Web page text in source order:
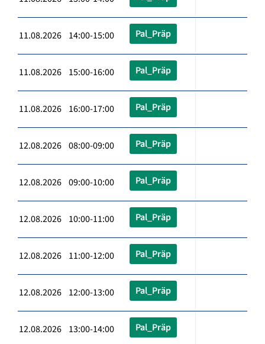
11.08.2026 14:00-15:00 Pal_Präp
11.08.2026 15:00-16:00 Pal_Präp
11.08.2026 16:00-17:00 Pal_Präp
12.08.2026 08:00-09:00 Pal_Präp
12.08.2026 09:00-10:00 Pal_Präp
12.08.2026 10:00-11:00 Pal_Präp
12.08.2026 11:00-12:00 Pal_Präp
12.08.2026 12:00-13:00 Pal_Präp
12.08.2026 13:00-14:00 Pal_Präp